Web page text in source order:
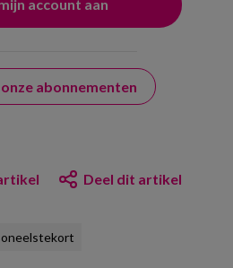
abonnementen
Deel dit artikel